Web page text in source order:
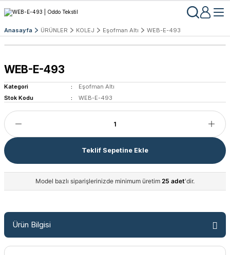
Anasayfa ÜRÜNLER KOLEJ Eşofman Altı WEB-E-493
WEB-E-493
Kategori
Eşofman Altı
Stok Kodu
WEB-E-493
Teklif Sepetine Ekle
Model bazlı siparişlerinizde minimum üretim 25 adet'dir.
Ürün Bilgisi